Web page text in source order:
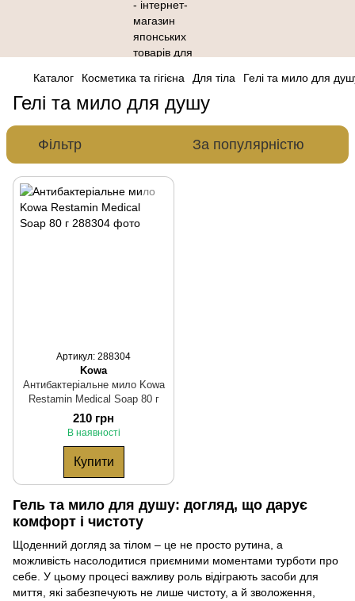
Каталог Косметика та гігієна Для тіла Гелі та мило для
Гелі та мило для душу
Фільтр За популярністю
Артикул: 288304
Kowa
Антибактеріальне мило Kowa
Restamin Medical Soap 80 г
210 грн
В наявності
Купити
Гель та мило для душу: догляд, що дарує
комфорт і чистоту
Щоденний догляд за тілом – це не просто рутина, а
можливість насолодитися приємними моментами турботи про
себе. У цьому процесі важливу роль відіграють засоби для
миття, які забезпечують не лише чистоту, а й зволоження,